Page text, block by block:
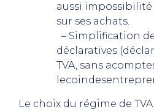
aussi impossibilité
sur ses achats.
– Simplification
déclaratives
TVA, sans
Le choix du régime de